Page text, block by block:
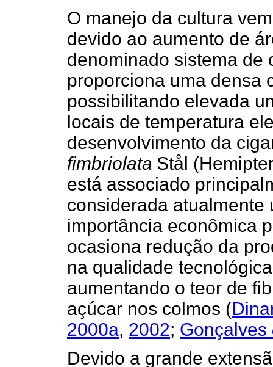
O manejo da cultura
devido ao aumento de
denominado sistema de
proporciona uma densa
possibilitando elevada
locais de temperatura
desenvolvimento da
fimbriolata Stål
está associado
considerada atualmente
importância econômica
ocasiona redução da
na qualidade
aumentando o teor de
açúcar nos colmos (
2000a, 2002; Gonçalves
Devido a grande